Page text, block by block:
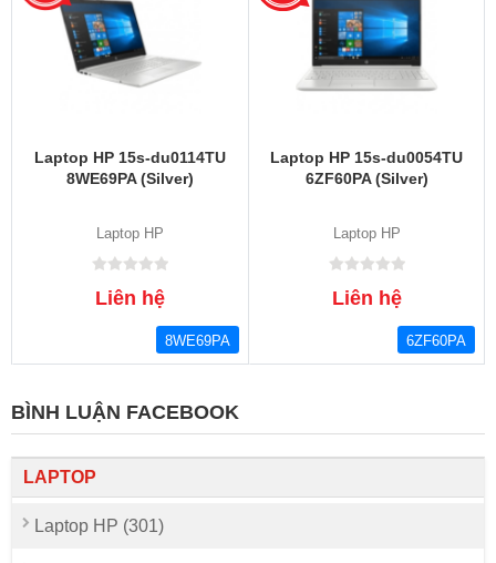
Laptop HP 15s-du0114TU
8WE69PA (Silver)
Laptop HP
Liên hệ
8WE69PA
Laptop HP 15s-du0054TU
6ZF60PA (Silver)
Laptop HP
Liên hệ
6ZF60PA
BÌNH LUẬN FACEBOOK
LAPTOP
Laptop HP (301)